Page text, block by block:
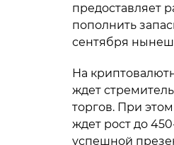
предоставляет
пополнить
сентября
На
ждет
торгов. При
ждет рост до
успешной